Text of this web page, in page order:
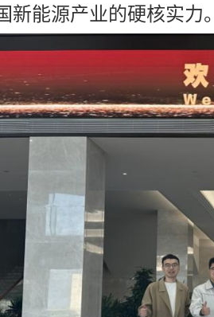
新能源产业的硬核实力。